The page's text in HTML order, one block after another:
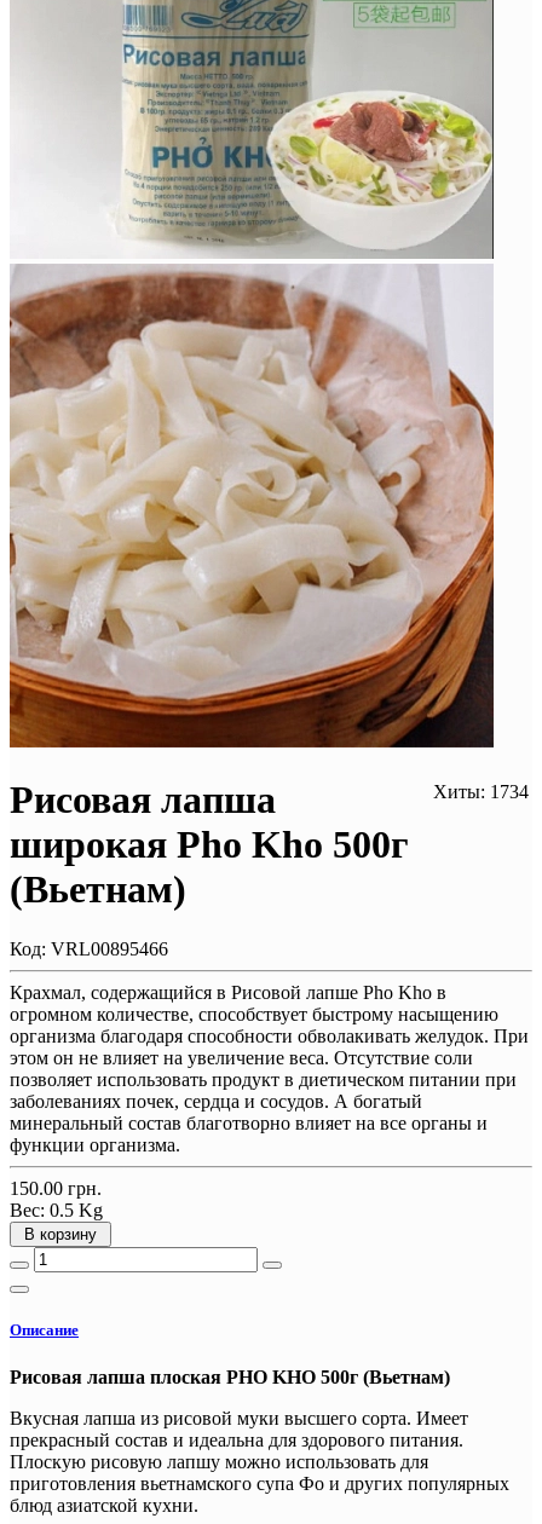
Хиты: 1734
Рисовая лапша
широкая Pho Kho 500г
(Вьетнам)
Код: VRL00895466
Крахмал, содержащийся в Рисовой лапше Pho Kho в
огромном количестве, способствует быстрому насыщению
организма благодаря способности обволакивать желудок. При
этом он не влияет на увеличение веса. Отсутствие соли
позволяет использовать продукт в диетическом питании при
заболеваниях почек, сердца и сосудов. А богатый
минеральный состав благотворно влияет на все органы и
функции организма.
150.00 грн.
Вес: 0.5 Kg
В корзину
Описание
Рисовая лапша плоская PHO KHO 500г (Вьетнам)
Вкусная лапша из рисовой муки высшего сорта. Имеет
прекрасный состав и идеальна для здорового питания.
Плоскую рисовую лапшу можно использовать для
приготовления вьетнамского супа Фо и других популярных
блюд азиатской кухни.